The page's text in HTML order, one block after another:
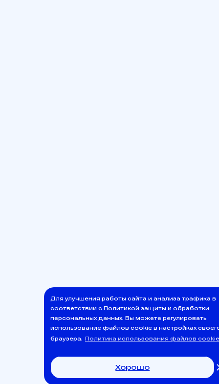
Для улучшения работы сайта и анализа трафика в
соответствии с Политикой защиты и обработки
персональных данных. Вы можете регулировать
использование файлов cookie в настройках
браузера. Политика использования файлов cookie
Хорошо